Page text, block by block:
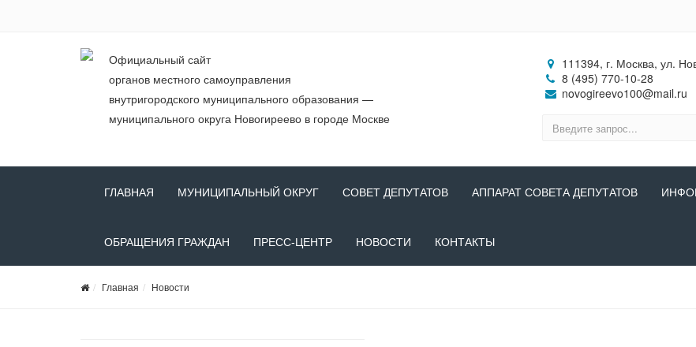
Официальный сайт
органов местного самоуправления
внутригородского муниципального образования —
муниципального округа Новогиреево в городе Москве
111394, г. Москва, ул.
8 (495) 770-10-28
novogireevo100@mail.ru
ГЛАВНАЯ МУНИЦИПАЛЬНЫЙ ОКРУГ СОВЕТ ДЕПУТАТОВ АППАРАТ СОВЕТА ДЕПУТАТОВ
ОБРАЩЕНИЯ ГРАЖДАН ПРЕСС-ЦЕНТР НОВОСТИ КОНТАКТЫ
Главная Новости